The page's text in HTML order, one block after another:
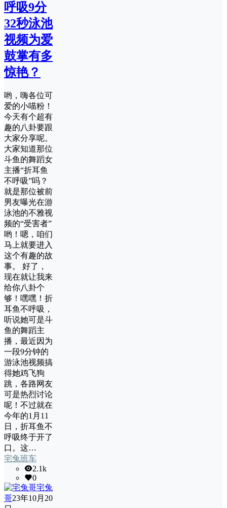
呼吸9分
32秒泳池
视频为爱
鼓掌有多
惊艳？
哟，嗨各位可
爱的小喵粉！
今天有个超有
趣的八卦要跟
大家分享呢。
大家知道那位
斗鱼的舞蹈女
主播“折耳鱼
不呼吸”吗？
就是那位被前
男友曝光在游
泳池的不雅视
频的“受害者”
哟！嗯，咱们
马上就要进入
这个有趣的故
事。 好了，
现在就让我来
给你八卦个
够！嘿嘿！折
耳鱼不呼吸，
听说她可是斗
鱼的舞蹈主
播，最近因为
一段9分钟的
游泳池视频搞
得她鸡飞狗
跳，各路网友
可是热烈讨论
呢！不过就在
今年的1月11
日，折耳鱼不
呼吸终于开了
口。这…
宅兔班车
2.1k
0
宅兔
哥23年10月20